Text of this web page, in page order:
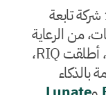
حصصًا في أكثر من 1300 شركة تابعة
من الرعاية
الصحية إلى التكنولوجيا. في عام 2025، أطلقت RIQ،
بالذكاء